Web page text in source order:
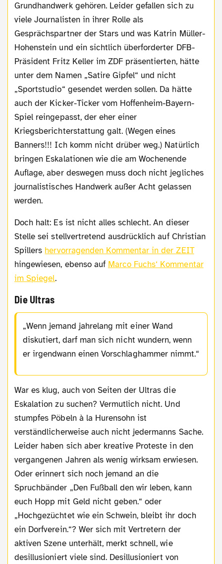
Grundhandwerk gehören. Leider gefallen sich zu
viele Journalisten in ihrer Rolle als
Gesprächspartner der Stars und was Katrin Müller-
Hohenstein und ein sichtlich überforderter DFB-
Präsident Fritz Keller im ZDF präsentierten, hätte
unter dem Namen „Satire Gipfel“ und nicht
„Sportstudio“ gesendet werden sollen. Da hätte
auch der Kicker-Ticker vom Hoffenheim-Bayern-
Spiel reingepasst, der eher einer
Kriegsberichterstattung galt. (Wegen eines
Banners!!! Ich komm nicht drüber weg.) Natürlich
bringen Eskalationen wie die am Wochenende
Auflage, aber deswegen muss doch nicht jegliches
journalistisches Handwerk außer Acht gelassen
werden.
Doch halt: Es ist nicht alles schlecht. An dieser
Stelle sei stellvertretend ausdrücklich auf Christian
Spillers hervorragenden Kommentar in der ZEIT
hingewiesen, ebenso auf Marco Fuchs‘ Kommentar
im Spiegel.
Die Ultras
Wenn jemand jahrelang mit einer Wand
diskutiert, darf man sich nicht wundern, wenn
er irgendwann einen Vorschlaghammer nimmt.
War es klug, auch von Seiten der Ultras die
Eskalation zu suchen? Vermutlich nicht. Und
stumpfes Pöbeln à la Hurensohn ist
verständlicherweise auch nicht jedermanns Sache.
Leider haben sich aber kreative Proteste in den
vergangenen Jahren als wenig wirksam erwiesen.
Oder erinnert sich noch jemand an die
Spruchbänder „Den Fußball den wir leben, kann
euch Hopp mit Geld nicht geben.“ oder
„Hochgezüchtet wie ein Schwein, bleibt ihr doch
ein Dorfverein.“? Wer sich mit Vertretern der
aktiven Szene unterhält, merkt schnell, wie
desillusioniert viele sind. Desillusioniert von